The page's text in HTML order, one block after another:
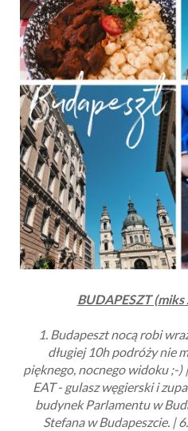
BUDAPESZT
1. Budapeszt nocą robi
długiej 10h podróży nie
pięknego, nocnego widoku ;-)
EAT - gulasz węgierski i
budynek Parlamentu w
Stefana w Budapeszcie. |